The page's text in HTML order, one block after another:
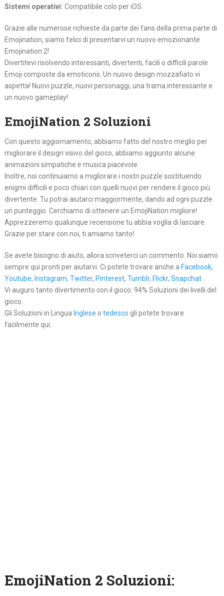
Sistemi operativi: Compatibile colo per iOS.
Grazie alle numerose richieste da parte dei fans della prima parte di
Emojination, siamo felici di presentarvi un nuovo emozionante
Emojination 2!
Divertitevi risolvendo interessanti, divertenti, facili o difficili parole
Emoji composte da emoticons. Un nuovo design mozzafiato vi
aspetta! Nuovi puzzle, nuovi personaggi, una trama interessante e
un nuovo gameplay!
EmojiNation 2 Soluzioni
Con questo aggiornamento, abbiamo fatto del nostro meglio per
migliorare il design visivo del gioco, abbiamo aggiunto alcune
animazioni simpatiche e musica piacevole.
Inoltre, noi continuiamo a migliorare i nostri puzzle sostituendo
enigmi difficili e poco chiari con quelli nuovi per rendere il gioco più
divertente. Tu potrai aiutarci maggiormente, dando ad ogni puzzle
un punteggio. Cerchiamo di ottenere un EmojiNation migliore!
Apprezzeremo qualunque recensione tu abbia voglia di lasciare.
Grazie per stare con noi, ti amiamo tanto!
Se avete bisogno di aiuto, allora scriveterci un commento. Noi siamo
sempre qui pronti per aiutarvi. Ci potete trovare anche a Facebook,
Youtube, Instagram, Twitter, Pinterest, Tumblr, Flickr, Snapchat.
Vi auguro tanto divertimento con il gioco: 94% Soluzioni dei livelli del
gioco.
Gli Soluzioni in Lingua Inglese o tedesco gli potete trovare
facilmente qui.
EmojiNation 2 Soluzioni: